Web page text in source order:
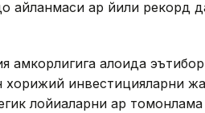
айланмаси ҳар йили рекорд
ҳамкорлигига алоҳида
хорижий инвестицияларни
лойиҳаларни ҳар